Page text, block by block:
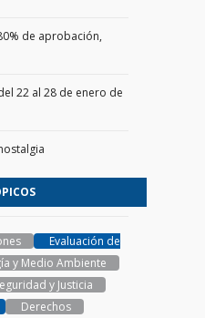
de aprobación,
22 al 28 de enero de
Evaluación de
y Medio Ambiente
y Justicia
Derechos